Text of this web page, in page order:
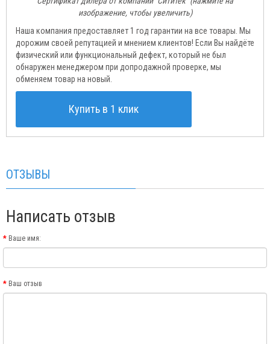
изображение, чтобы увеличить)
Наша компания предоставляет 1 год гарантии на все товары. Мы
дорожим своей репутацией и мнением клиентов! Если Вы найдёте
физический или функциональный дефект, который не был
обнаружен менеджером при допродажной проверке, мы
обменяем товар на новый.
Купить в 1 клик
ОТЗЫВЫ
Написать отзыв
Ваше имя:
Ваш отзыв